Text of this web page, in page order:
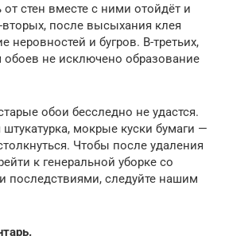
стен вместе с ними отойдёт и
после высыхания клея
неровностей и бугров. В-третьих,
не исключено образование
обои бесследно не удастся.
мокрые куски бумаги —
Чтобы после удаления
к генеральной уборке со
следуйте нашим